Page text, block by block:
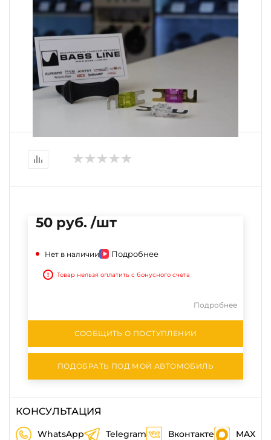
50 руб. /шт
Нет в наличии Подробнее
! Товар нельзя оплатить с бонусного счета
Подробнее
СООБЩИТЬ О ПОСТУПЛЕНИИ
ПОДОБРАТЬ ПОД МОЙ АВТОМОБИЛЬ
КОНСУЛЬТАЦИЯ
WhatsApp Telegram Вконтакте MAX